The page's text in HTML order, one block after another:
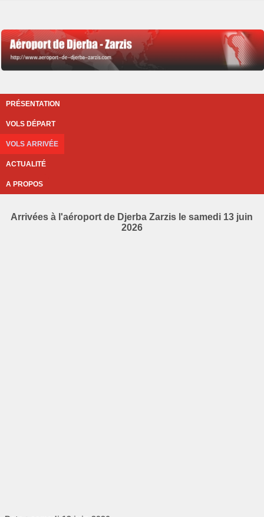
PRÉSENTATION
VOLS DÉPART
VOLS ARRIVÉE
ACTUALITÉ
A PROPOS
Arrivées à l'aéroport de Djerba Zarzis le samedi 13 juin
2026